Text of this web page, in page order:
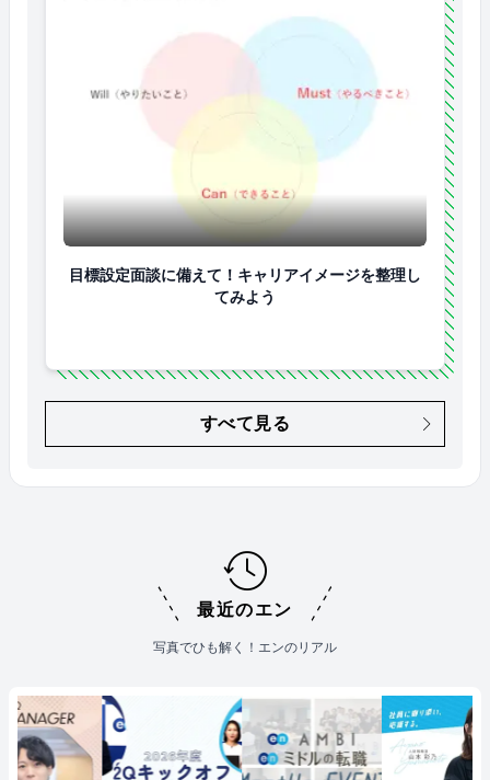
目標設定面談に備えて！キャリアイメージを整理して
目標設定面談に備えて！キャリアイメージを整理し
てみよう
すべて見る
最近のエン
写真でひも解く！エンのリアル